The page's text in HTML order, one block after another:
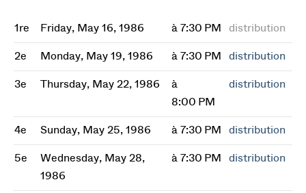
1re Friday, May 16, 1986 à 7:30 PM distribution
2e Monday, May 19, 1986 à 7:30 PM distribution
3e Thursday, May 22, 1986
à
8:00 PM
distribution
4e Sunday, May 25, 1986 à 7:30 PM distribution
5e
Wednesday, May 28,
1986
à 7:30 PM distribution